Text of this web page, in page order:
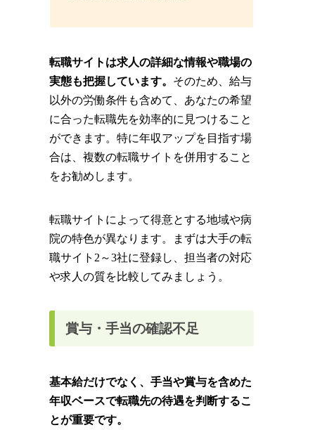
転職サイトは求人の詳細な情報や職場の
実態も把握しています。 そのため、給与
以外の労働条件も含めて、あなたの希望
に合った転職先を効率的に見つけること
ができます。特に年収アップを目指す場
合は、複数の転職サイトを併用すること
をお勧めします。
転職サイトによって得意とする地域や病
院の特色が異なります。まずは大手の転
職サイト2～3社に登録し、担当者の対応
や求人の質を比較してみましょう。
賞与・手当の確認不足
基本給だけでなく、手当や賞与を含めた
年収ベースで転職先の待遇を判断するこ
とが重要です。